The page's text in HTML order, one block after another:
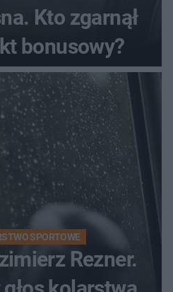
Kto zgarnął
bonusowy?
SPORTOWE
Rezner.